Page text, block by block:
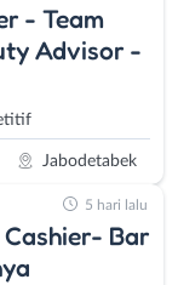
- Team
Advisor -
Jabodetabek
Bar
5 hari lalu